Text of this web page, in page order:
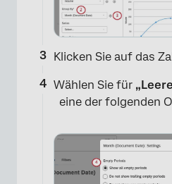
Klicken Sie auf das
Wählen Sie für
eine der folgenden